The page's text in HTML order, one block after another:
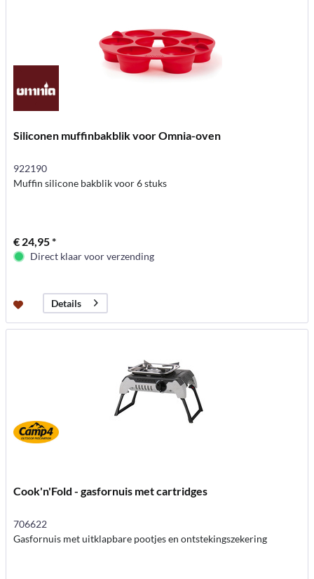
Siliconen muffinbakblik voor Omnia-oven
922190
Muffin silicone bakblik voor 6 stuks
€ 24,95 *
Direct klaar voor verzending
Details
Cook'n'Fold - gasfornuis met cartridges
706622
Gasfornuis met uitklapbare pootjes en ontstekingszekering